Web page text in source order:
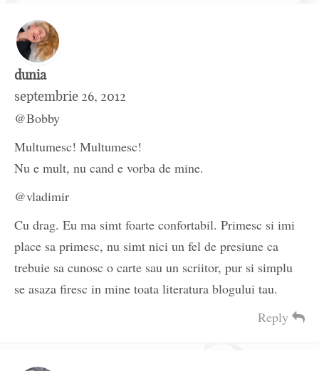
dunia
septembrie 26, 2012
@Bobby
Multumesc! Multumesc!
Nu e mult, nu cand e vorba de mine.
@vladimir
Cu drag. Eu ma simt foarte confortabil. Primesc si imi
place sa primesc, nu simt nici un fel de presiune ca
trebuie sa cunosc o carte sau un scriitor, pur si simplu
se asaza firesc in mine toata literatura blogului tau.
Reply